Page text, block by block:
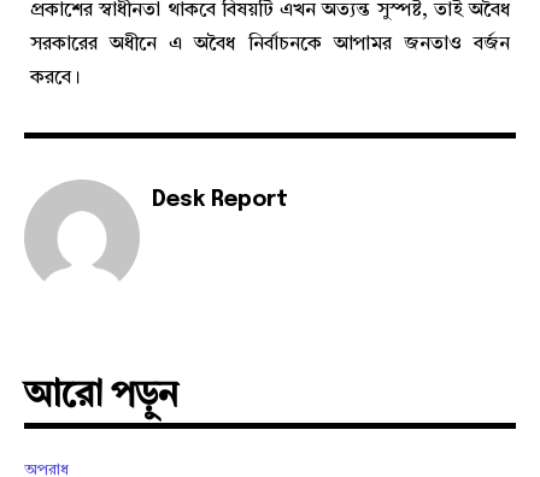
প্রকাশের স্বাধীনতা থাকবে বিষয়টি এখন অত্যন্ত সুস্পষ্ট, তাই অবৈধ
সরকারের অধীনে এ অবৈধ নির্বাচনকে আপামর জনতাও বর্জন
করবে।
Desk Report
আরো পড়ুন
অপরাধ